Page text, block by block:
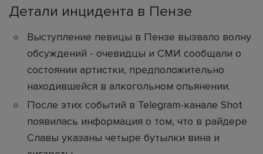
Детали инцидента в Пензе
Выступление певицы в Пензе вызвало волну
обсуждений - очевидцы и СМИ сообщали о
состоянии артистки, предположительно
находившейся в алкогольном опьянении.
После этих событий в Telegram-канале Shot
появилась информация о том, что в райдере
Славы указаны четыре бутылки вина и